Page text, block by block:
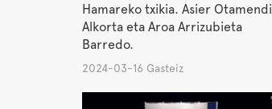
Hamareko txikia. Asier Otamendi
Alkorta eta Aroa Arrizubieta
Barredo.
2024-03-16 Gasteiz